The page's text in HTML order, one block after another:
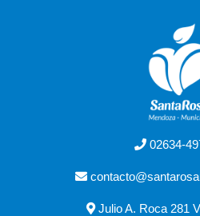
02634-
Julio A. Roca 281